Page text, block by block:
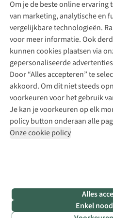
Om je de beste online
van marketing, analytische en
vergelijkbare technologieën.
voor meer informatie. Ook
kunnen cookies plaatsen via
gepersonaliseerde
Door “Alles accepteren” te
akkoord. Om dit niet steeds
voorkeuren voor het gebruik
Je kan je voorkeuren op elk
policy button onderaan alle
Onze cookie policy
Alles
Enkel
Schoenherstelling
Kledingherstelling
Retouches
Voor bedrijven
Explore Camp
Gear Check
Inspiratie & advies
Meld je aan voor de
Disclaimer Privacy Policy
Cookie